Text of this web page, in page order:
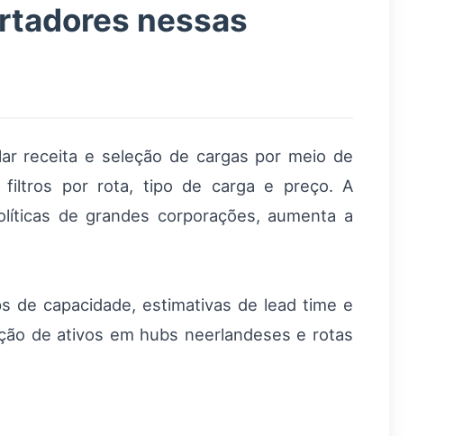
nessas
receita e seleção de cargas por meio de
filtros por rota, tipo de carga e preço. A
de grandes corporações, aumenta a
de capacidade, estimativas de lead time e
de ativos em hubs neerlandeses e rotas